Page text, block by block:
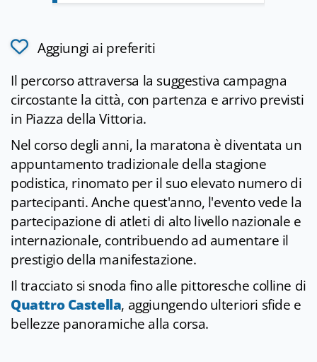
Aggiungi ai preferiti
Il percorso attraversa la suggestiva campagna
circostante la città, con partenza e arrivo previsti
in Piazza della Vittoria.
Nel corso degli anni, la maratona è diventata un
appuntamento tradizionale della stagione
podistica, rinomato per il suo elevato numero di
partecipanti. Anche quest'anno, l'evento vede la
partecipazione di atleti di alto livello nazionale e
internazionale, contribuendo ad aumentare il
prestigio della manifestazione.
Il tracciato si snoda fino alle pittoresche colline di
Quattro Castella, aggiungendo ulteriori sfide e
bellezze panoramiche alla corsa.